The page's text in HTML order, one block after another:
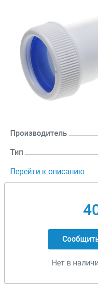
Производитель
Тип
Перейти к описанию
Нет в